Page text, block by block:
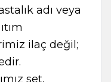
adı veya
ilaç değil;
set,